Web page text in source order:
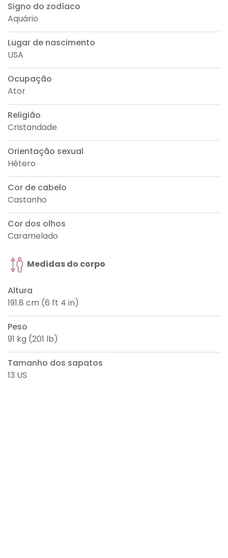
Signo do zodíaco
Aquário
Lugar de nascimento
USA
Ocupação
Ator
Religião
Cristandade
Orientação sexual
Hétero
Cor de cabelo
Castanho
Cor dos olhos
Caramelado
Medidas do corpo
Altura
191.8 cm (6 ft 4 in)
Peso
91 kg (201 lb)
Tamanho dos sapatos
13 US